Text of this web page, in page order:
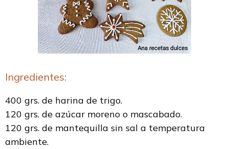
Ingredientes:
400 grs. de harina de trigo.
120 grs. de azúcar moreno o mascabado.
120 grs. de mantequilla sin sal a temperatura
ambiente.